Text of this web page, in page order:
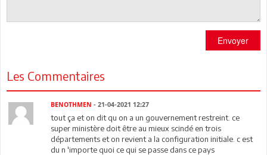
Envoyer
Les Commentaires
BENOTHMEN - 21-04-2021 12:27
tout ça et on dit qu on a un gouvernement restreint. ce
super ministère doit être au mieux scindé en trois
départements et on revient a la configuration initiale. c est
du n 'importe quoi ce qui se passe dans ce pays